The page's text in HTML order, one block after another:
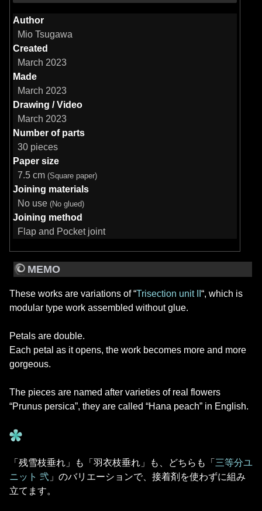
Author
Mio Tsugawa
Created
March 2023
Made
March 2023
Drawing / Video
March 2023
Number of parts
30 pieces
Paper size
7.5 cm (Square paper)
Joining materials
No use (No glued)
Joining method
Flap and Pocket joint
MEMO
These works are variations of “Trisection unit II “, which is
modular type work assembled without glue.
Petals are double.
Each petal as it opens, the work becomes more and more
gorgeous.
The pieces are named after varieties of real flowers
“Prunus persica”, they are called “Hana peach” in English.
「残雪枝垂れ」も「羽衣枝垂れ」も、どちらも「 三等分ユ
ニット 弐 」のバリエーションで、接着剤を使わずに組み
立てます。